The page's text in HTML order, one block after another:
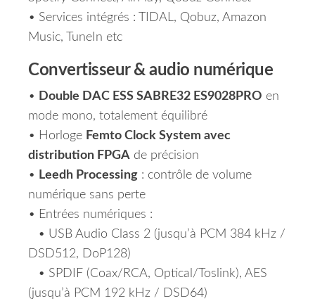
• Services intégrés : TIDAL, Qobuz, Amazon
Music, TuneIn etc
Convertisseur & audio numérique
• Double DAC ESS SABRE32 ES9028PRO en
mode mono, totalement équilibré
• Horloge Femto Clock System avec
distribution FPGA de précision
•
Leedh Processing : contrôle de volume
numérique sans perte
• Entrées numériques :
• USB Audio Class 2 (jusqu’à PCM 384 kHz /
DSD512, DoP128)
• SPDIF (Coax/RCA, Optical/Toslink), AES
(jusqu’à PCM 192 kHz / DSD64)